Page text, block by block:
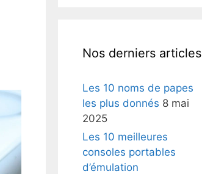
Nos derniers articles
Les 10 noms de papes
les plus donnés 8 mai
2025
Les 10 meilleures
consoles portables
d’émulation